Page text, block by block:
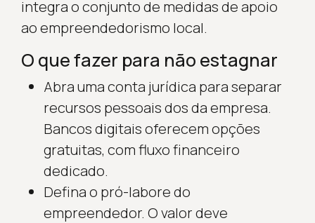
integra o conjunto de medidas de apoio
ao empreendedorismo local.
O que fazer para não estagnar
Abra uma conta jurídica para separar
recursos pessoais dos da empresa.
Bancos digitais oferecem opções
gratuitas, com fluxo financeiro
dedicado.
Defina o pró-labore do
empreendedor. O valor deve